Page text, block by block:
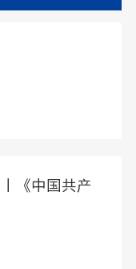
《中国共产